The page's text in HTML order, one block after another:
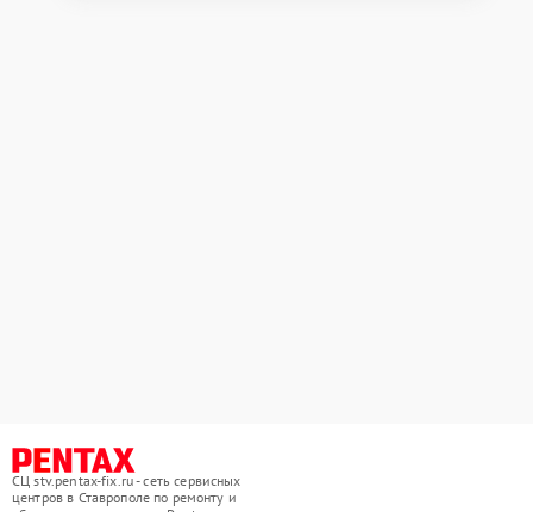
СЦ stv.pentax-fix.ru - сеть сервисных
центров в Ставрополе по ремонту и